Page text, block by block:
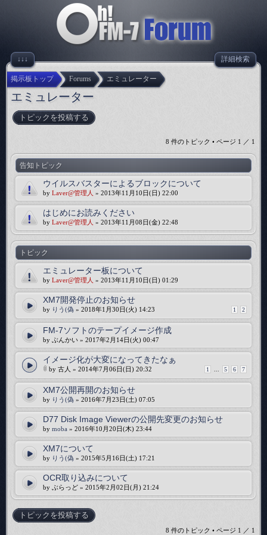
↓↓↓ 詳細検索
掲示板トップ Forums エミュレーター
エミュレーター
トピックを投稿する
8 件のトピック • ページ 1 ／ 1
告知トピック
ウイルスバスターによるブロックについて
by Laver@管理人 » 2013年11月10日(日) 22:00
はじめにお読みください
by Laver@管理人 » 2013年11月08日(金) 22:48
トピック
エミュレーター板について
by Laver@管理人 » 2013年11月10日(日) 01:29
XM7開発停止のお知らせ
1 2
by りう(偽 » 2018年1月30日(火) 14:23
FM-7ソフトのテープイメージ作成
by ぶんかい » 2017年2月14日(火) 00:47
イメージ化が大変になってきたなぁ
1 5 6 7
by 古人 » 2014年7月06日(日) 20:32
XM7公開再開のお知らせ
by りう(偽 » 2016年7月23日(土) 07:05
D77 Disk Image Viewerの公開先変更のお知らせ
by moba » 2016年10月20日(木) 23:44
XM7について
by りう(偽 » 2015年5月16日(土) 17:21
OCR取り込みについて
by ぶらっど » 2015年2月02日(月) 21:24
トピックを投稿する
8 件のトピック • ページ 1 ／ 1